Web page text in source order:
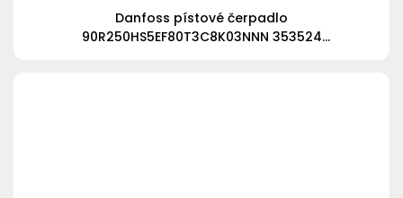
Danfoss pístové čerpadlo
90R250HS5EF80T3C8K03NNN 353524